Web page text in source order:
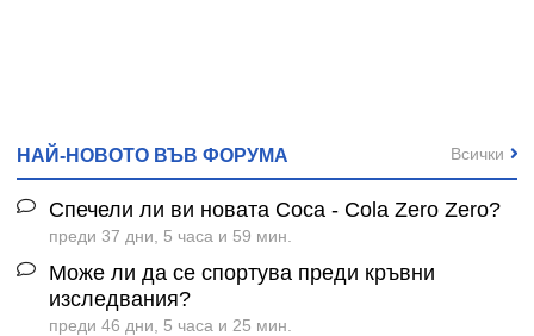
НАЙ-НОВОТО ВЪВ ФОРУМА
Спечели ли ви новата Coca - Cola Zero Zero?
преди 37 дни, 5 часа и 59 мин.
Може ли да се спортува преди кръвни
изследвания?
преди 46 дни, 5 часа и 25 мин.
Всички